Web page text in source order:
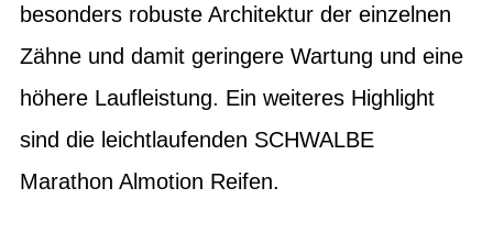
besonders robuste Architektur der einzelnen
Zähne und damit geringere Wartung und eine
höhere Laufleistung. Ein weiteres Highlight
sind die leichtlaufenden SCHWALBE
Marathon Almotion Reifen.